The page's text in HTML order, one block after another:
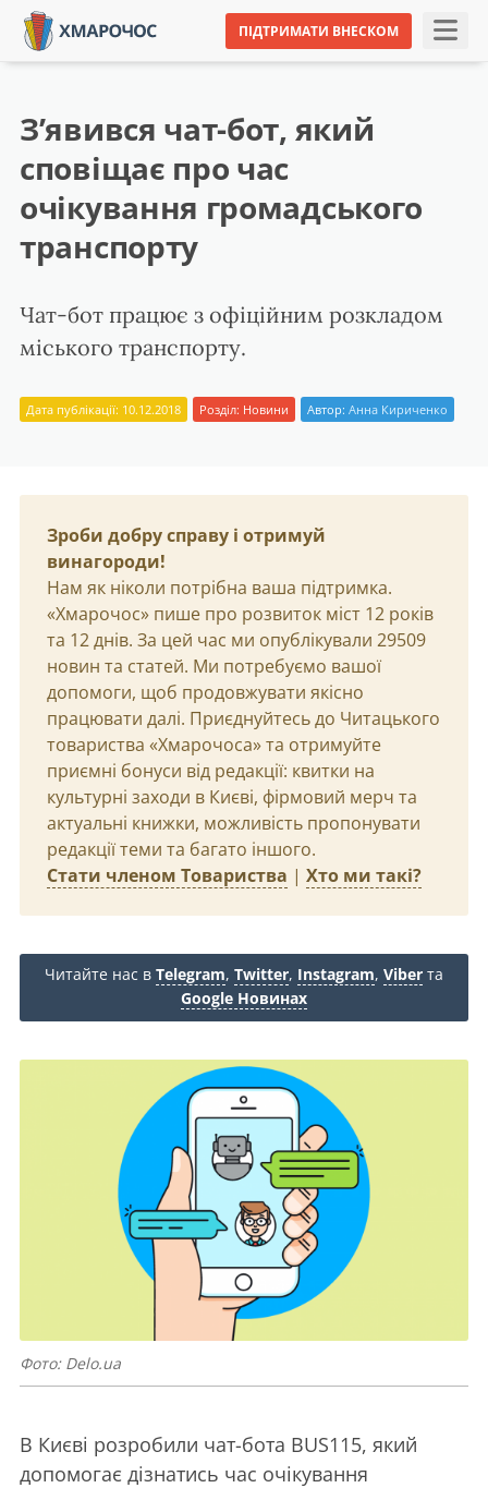
ПІДТРИМАТИ ВНЕСКОМ
З’явився чат-бот, який
сповіщає про час
очікування громадського
транспорту
Чат-бот працює з офіційним розкладом
міського транспорту.
Дата публікації: 10.12.2018 Розділ: Новини Автор: Анна Кириченко
Зроби добру справу і отримуй
винагороди!
Нам як ніколи потрібна ваша підтримка.
«Хмарочос» пише про розвиток міст 12 років
та 12 днів. За цей час ми опублікували 29509
новин та статей. Ми потребуємо вашої
допомоги, щоб продовжувати якісно
працювати далі. Приєднуйтесь до Читацького
товариства «Хмарочоса» та отримуйте
приємні бонуси від редакції: квитки на
культурні заходи в Києві, фірмовий мерч та
актуальні книжки, можливість пропонувати
редакції теми та багато іншого.
Стати членом Товариства | Хто ми такі?
Читайте нас в Telegram, Twitter, Instagram, Viber та
Google Новинах
Фото: Delo.ua
В Києві розробили чат-бота BUS115, який
допомогає дізнатись час очікування